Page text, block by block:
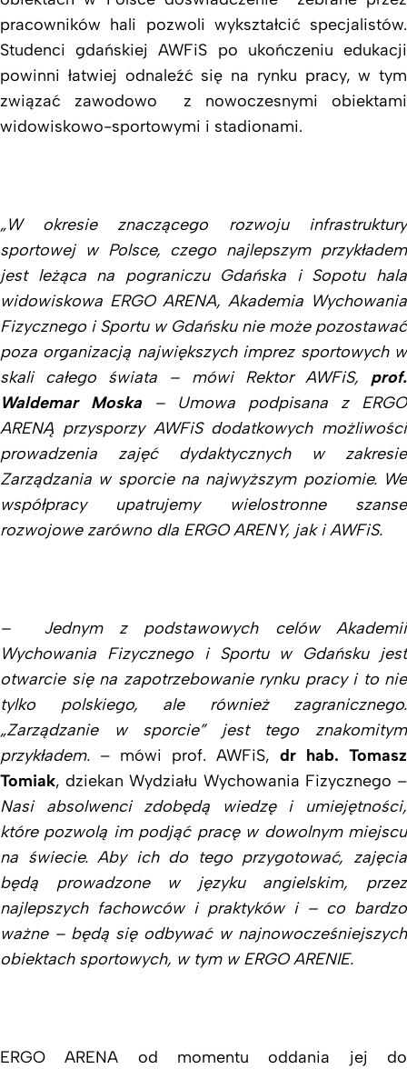
pracowników hali pozwoli wykształcić specjalistów.
Studenci gdańskiej AWFiS po ukończeniu edukacji
powinni łatwiej odnaleźć się na rynku pracy, w tym
związać zawodowo z nowoczesnymi obiektami
widowiskowo-sportowymi i stadionami.
„W okresie znaczącego rozwoju infrastruktury
sportowej w Polsce, czego najlepszym przykładem
jest leżąca na pograniczu Gdańska i Sopotu hala
widowiskowa ERGO ARENA, Akademia Wychowania
Fizycznego i Sportu w Gdańsku nie może pozostawać
poza organizacją największych imprez sportowych w
skali całego świata – mówi Rektor AWFiS, prof.
Waldemar Moska – Umowa podpisana z ERGO
ARENĄ przysporzy AWFiS dodatkowych możliwości
prowadzenia zajęć dydaktycznych w zakresie
Zarządzania w sporcie na najwyższym poziomie. We
współpracy upatrujemy wielostronne szanse
rozwojowe zarówno dla ERGO ARENY, jak i AWFiS.
– Jednym z podstawowych celów Akademii
Wychowania Fizycznego i Sportu w Gdańsku jest
otwarcie się na zapotrzebowanie rynku pracy i to nie
tylko polskiego, ale również zagranicznego.
„Zarządzanie w sporcie” jest tego znakomitym
przykładem. – mówi prof. AWFiS, dr hab. Tomasz
Tomiak, dziekan Wydziału Wychowania Fizycznego –
Nasi absolwenci zdobędą wiedzę i umiejętności,
które pozwolą im podjąć pracę w dowolnym miejscu
na świecie. Aby ich do tego przygotować, zajęcia
będą prowadzone w języku angielskim, przez
najlepszych fachowców i praktyków i – co bardzo
ważne – będą się odbywać w najnowocześniejszych
obiektach sportowych, w tym w ERGO ARENIE.
ERGO ARENA od momentu oddania jej do